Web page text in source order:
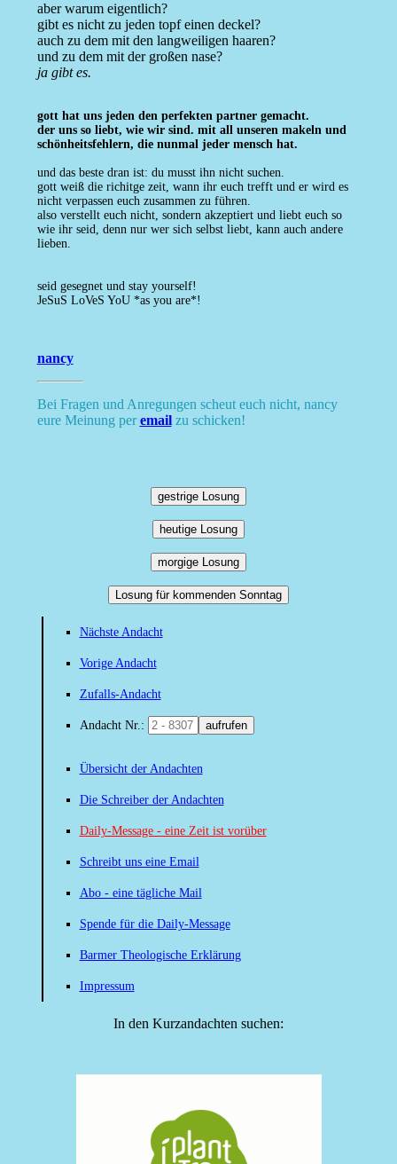
aber warum eigentlich?
gibt es nicht zu jeden topf einen deckel?
auch zu dem mit den langweiligen haaren?
und zu dem mit der großen nase?
ja gibt es.
gott hat uns jeden den perfekten partner gemacht.
der uns so liebt, wie wir sind. mit all unseren makeln und
schönheitsfehlern, die nunmal jeder mensch hat.
und das beste dran ist: du musst ihn nicht suchen.
gott weiß die richitge zeit, wann ihr euch trefft und er wird es
nicht verpassen euch zusammen zu führen.
also verstellt euch nicht, sondern akzeptiert und liebt euch so
wie ihr seid, denn nur wer sich selbst liebt, kann auch andere
lieben.
seid gesegnet und stay yourself!
JeSuS LoVeS YoU *as you are*!
nancy
Bei Fragen und Anregungen scheut euch nicht, nancy
eure Meinung peremailzu schicken!
gestrige Losung
heutige Losung
morgige Losung
Losung für kommenden Sonntag
Nächste Andacht
Vorige Andacht
Zufalls-Andacht
Andacht Nr.: aufrufen
Übersicht der Andachten
Die Schreiber der Andachten
Daily-Message - eine Zeit ist vorüber
Schreibt uns eine Email
Abo - eine tägliche Mail
Spende für die Daily-Message
Barmer Theologische Erklärung
Impressum
In den Kurzandachten suchen: